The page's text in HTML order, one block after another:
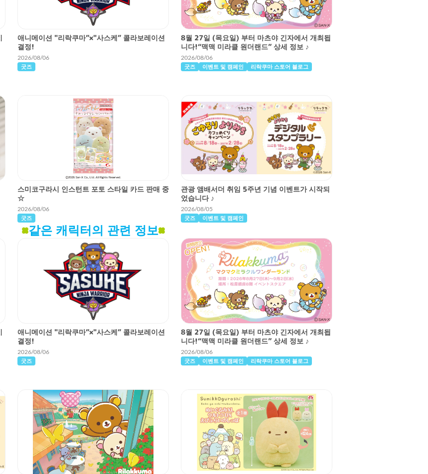
애니메이션 "리락쿠마”×"사스케” 콜라보레이션
결정!
2026/08/06
굿즈
8월 27일 (목요일) 부터 마츠야 긴자에서 개최됩
니다!“맥맥 미라클 원더랜드” 상세 정보 ♪
2026/08/06
굿즈 이벤트 및 캠페인 리락쿠마 스토어 블로그
스미코구라시 인스턴트 포토 스타일 카드 판매 중
☆
2026/08/06
굿즈
관광 앰배서더 취임 5주년 기념 이벤트가 시작되
었습니다 ♪
2026/08/05
굿즈 이벤트 및 캠페인
같은 캐릭터의 관련 정보
애니메이션 "리락쿠마”×"사스케” 콜라보레이션
결정!
2026/08/06
굿즈
8월 27일 (목요일) 부터 마츠야 긴자에서 개최됩
니다!“맥맥 미라클 원더랜드” 상세 정보 ♪
2026/08/06
굿즈 이벤트 및 캠페인 리락쿠마 스토어 블로그